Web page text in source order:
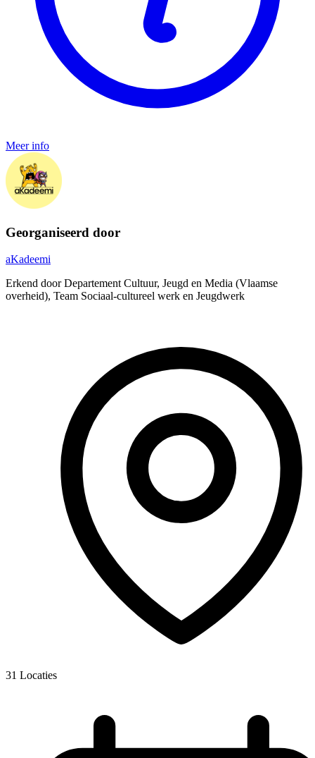
Meer info
Georganiseerd door
aKadeemi
Erkend door Departement Cultuur, Jeugd en Media (Vlaamse
overheid), Team Sociaal-cultureel werk en Jeugdwerk
31 Locaties